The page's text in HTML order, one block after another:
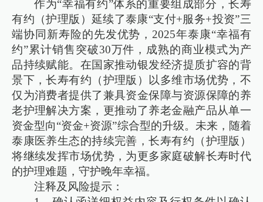
作为“幸福有约”体系的重要组成部分，长寿
有约（护理版）延续了泰康“支付+服务+投资”三
端协同新寿险的先发优势，2025年泰康“幸福有
约”累计销售突破30万件，成熟的商业模式为产
品持续赋能。在国家推动银发经济提质扩容的背
景下，长寿有约（护理版）以多维市场优势，不
仅为消费者提供了兼具资金保障与资源保障的养
老护理解决方案，更推动了养老金融产品从单一
资金型向“资金+资源”综合型的升级。未来，随着
泰康医养生态的持续完善，长寿有约（护理版）
将继续发挥市场优势，为更多家庭破解长寿时代
的护理难题，守护晚年幸福。
注释及风险提示：